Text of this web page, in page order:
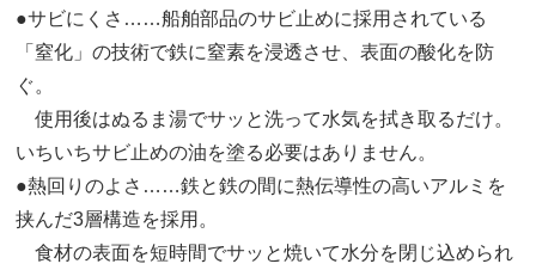
●サビにくさ……船舶部品のサビ止めに採用されている
「窒化」の技術で鉄に窒素を浸透させ、表面の酸化を防
ぐ。
使用後はぬるま湯でサッと洗って水気を拭き取るだけ。
いちいちサビ止めの油を塗る必要はありません。
●熱回りのよさ……鉄と鉄の間に熱伝導性の高いアルミを
挟んだ3層構造を採用。
食材の表面を短時間でサッと焼いて水分を閉じ込められ